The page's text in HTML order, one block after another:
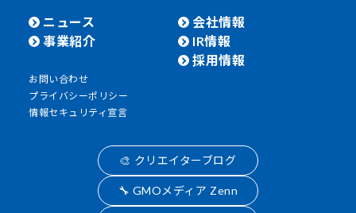
ニュース
事業紹介
会社情報
IR情報
採用情報
お問い合わせ
プライバシーポリシー
情報セキュリティ宣言
🎨 クリエイターブログ
🔧 GMOメディア Zenn